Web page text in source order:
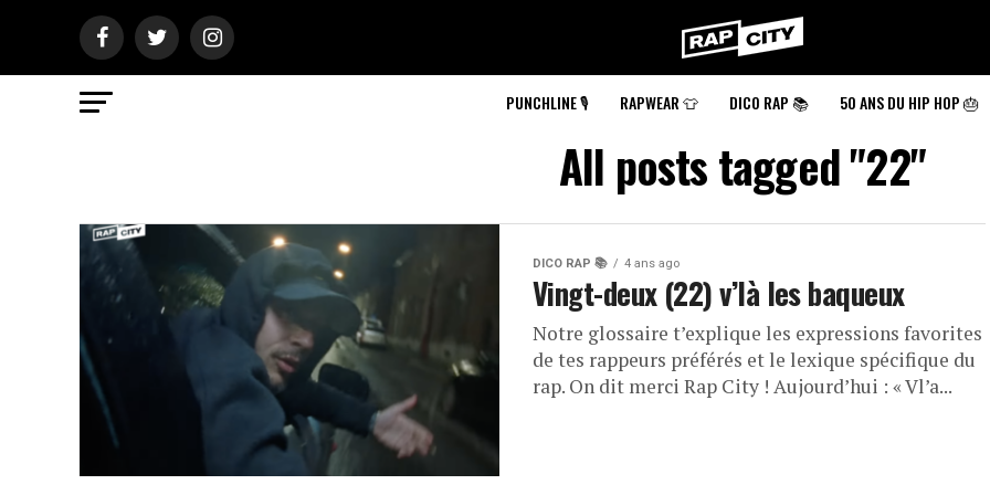
RapCity
PUNCHLINE 🎙️ RAPWEAR 👕 DICO RAP 📚 50 ANS DU HIP HOP 🎂
All posts tagged "22"
DICO RAP 📚 4 ans ago
Vingt-deux (22) v’là les baqueux
Notre glossaire t’explique les expressions favorites
de tes rappeurs préférés et le lexique spécifique du
rap. On dit merci Rap City ! Aujourd’hui : « Vl’a...